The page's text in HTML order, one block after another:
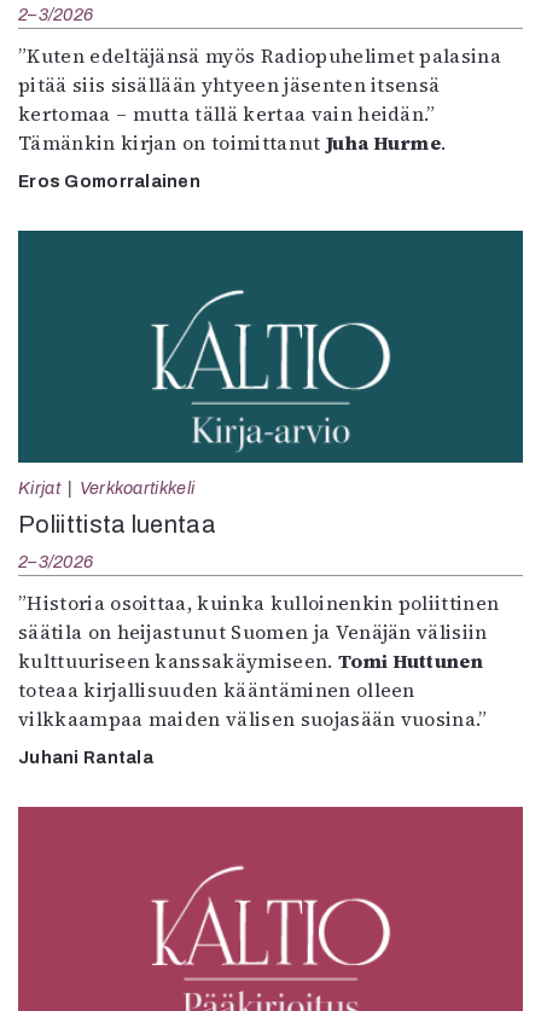
2–3/2026
”Kuten edeltäjänsä myös Radiopuhelimet palasina
pitää siis sisällään yhtyeen jäsenten itsensä
kertomaa – mutta tällä kertaa vain heidän.”
Tämänkin kirjan on toimittanut Juha Hurme.
Eros Gomorralainen
Kirjat Verkkoartikkeli
Poliittista luentaa
2–3/2026
”Historia osoittaa, kuinka kulloinenkin poliittinen
säätila on heijastunut Suomen ja Venäjän välisiin
kulttuuriseen kanssakäymiseen. Tomi Huttunen
toteaa kirjallisuuden kääntäminen olleen
vilkkaampaa maiden välisen suojasään vuosina.”
Juhani Rantala